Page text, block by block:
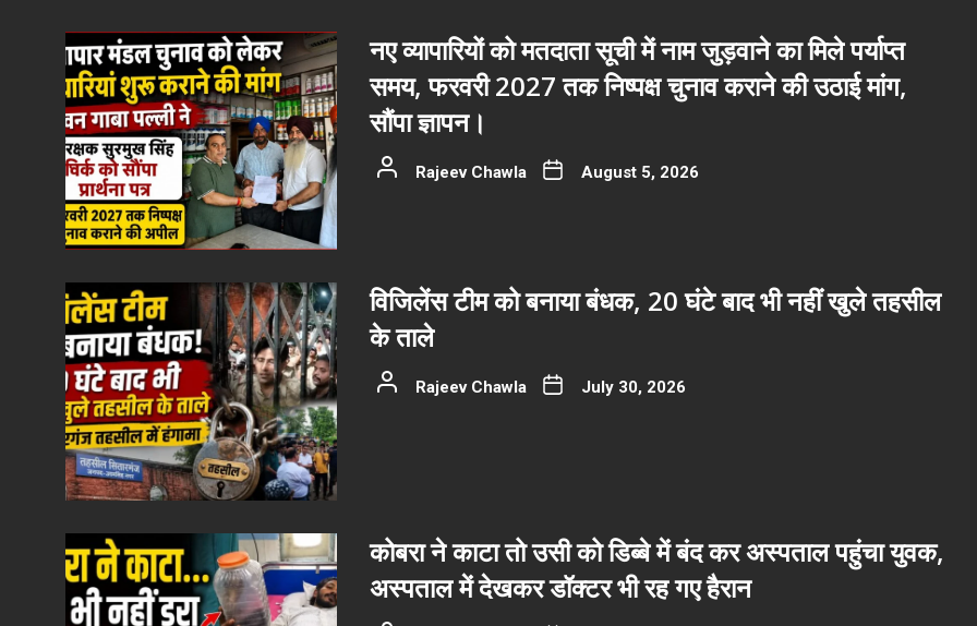
नए व्यापारियों को मतदाता सूची में नाम जुड़वाने का मिले पर्याप्त
समय, फरवरी 2027 तक निष्पक्ष चुनाव कराने की उठाई मांग,
सौंपा ज्ञापन।
Rajeev Chawla August 5, 2026
विजिलेंस टीम को बनाया बंधक, 20 घंटे बाद भी नहीं खुले तहसील
के ताले
Rajeev Chawla July 30, 2026
कोबरा ने काटा तो उसी को डिब्बे में बंद कर अस्पताल पहुंचा युवक,
अस्पताल में देखकर डॉक्टर भी रह गए हैरान